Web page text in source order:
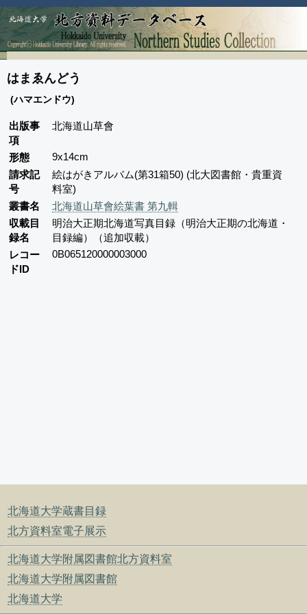
北海道大学蔵書目録
北方資料室電子展示
北海道大学附属図書館北方資料室
北海道大学附属図書館
北海道大学
はまゑんどう
(ハマエンドウ)
出版事
項
北海道山草會
形態
9x14cm
請求記
号
絵はがきアルバム(第31箱50) (北大図書館・貴重資
料室)
叢書名
北海道山草會絵葉書 第九輯
収載目
録名
明治大正期北海道写真目録（明治大正期の北海道・
目録編）（追加収載）
レコー
ドID
0B065120000003000